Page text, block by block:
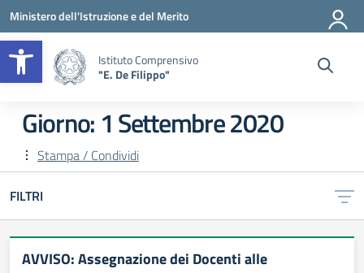
Apri la barra degli strumenti
Vai ai contenuti
Vai al menu di navigazione
Vai al footer
Ministero dell'Istruzione e del Merito
Istituto Comprensivo
"E. De Filippo"
Giorno: 1 Settembre 2020
Stampa / Condividi
FILTRI
AVVISO: Assegnazione dei Docenti alle